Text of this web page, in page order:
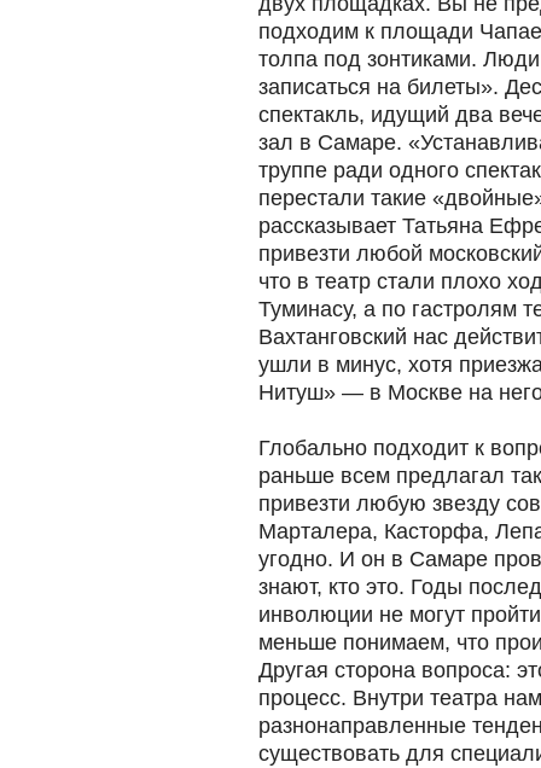
подходим к площади
толпа под зонтиками.
записаться на билеты».
спектакль, идущий два
зал в Самаре.
труппе ради одного
перестали такие
рассказывает Татьяна
привезти любой
что в театр стали плохо
Туминасу, а по гастролям
Вахтанговский нас
ушли в минус, хотя
Нитуш» — в Москве на
Глобально подходит к
раньше всем предлагал
привезти любую звезду
Марталера, Касторфа,
угодно. И он в Самаре
знают, кто это. Годы
инволюции не могут
меньше понимаем, что
Другая сторона вопроса:
процесс. Внутри театра
разнонаправленные
существовать для